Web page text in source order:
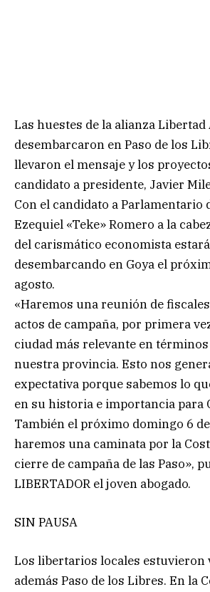
Las huestes de la alianza Libertad
desembarcaron en Paso de los
llevaron el mensaje y los
candidato a presidente, Javier
Con el candidato a Parlamentario
Ezequiel «Teke» Romero a la
del carismático economista
desembarcando en Goya el
agosto.
«Haremos una reunión de
actos de campaña, por primera
ciudad más relevante en
nuestra provincia. Esto nos
expectativa porque sabemos lo
en su historia e importancia para
También el próximo domingo 6
haremos una caminata por la
cierre de campaña de las Paso»,
LIBERTADOR el joven abogado.
SIN PAUSA
Los libertarios locales estuvieron
además Paso de los Libres. En la